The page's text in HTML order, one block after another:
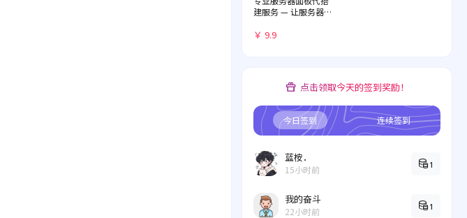
建服务 — 让服务器管
￥ 9.9
点击领取今天的签到奖励！
今日签到 连续签到
蓝桉．
15小时前 1
我的奋斗
22小时前 1